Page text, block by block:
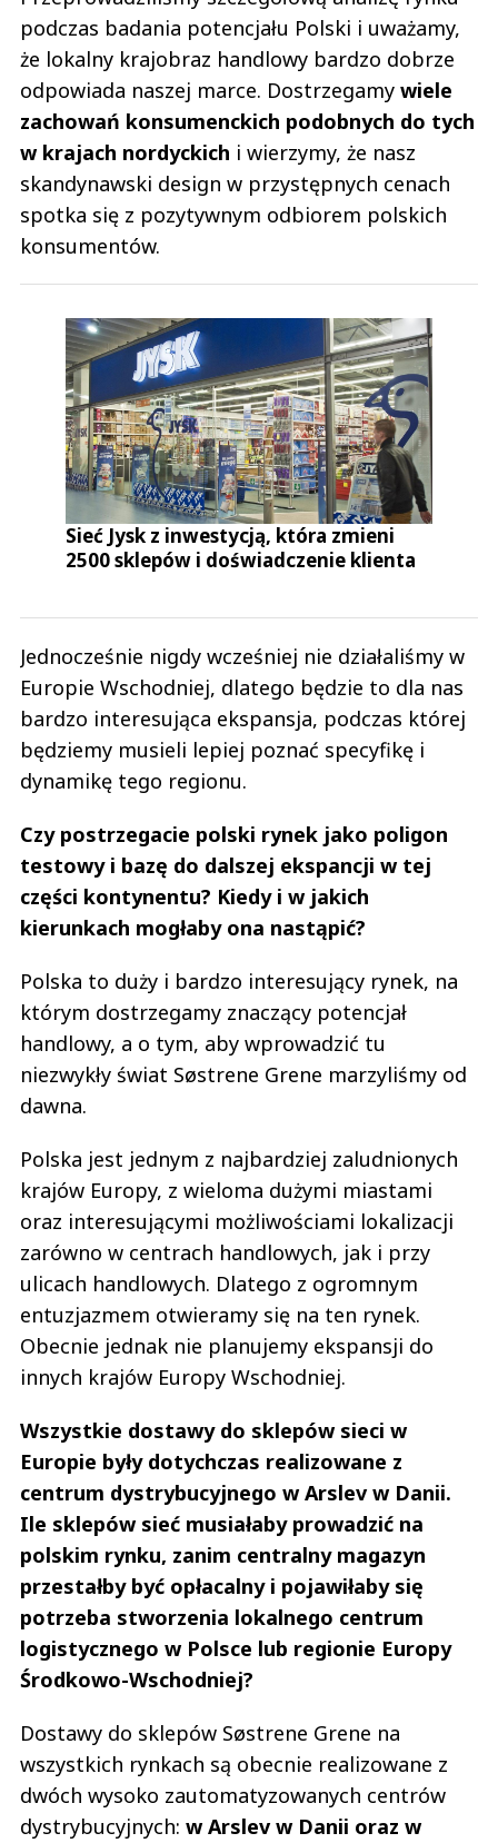
podczas badania potencjału Polski i uważamy,
że lokalny krajobraz handlowy bardzo dobrze
odpowiada naszej marce. Dostrzegamy wiele
zachowań konsumenckich podobnych do tych
w krajach nordyckich i wierzymy, że nasz
skandynawski design w przystępnych cenach
spotka się z pozytywnym odbiorem polskich
konsumentów.
Sieć Jysk z inwestycją, która zmieni
2500 sklepów i doświadczenie klienta
Jednocześnie nigdy wcześniej nie działaliśmy w
Europie Wschodniej, dlatego będzie to dla nas
bardzo interesująca ekspansja, podczas której
będziemy musieli lepiej poznać specyfikę i
dynamikę tego regionu.
Czy postrzegacie polski rynek jako poligon
testowy i bazę do dalszej ekspancji w tej
części kontynentu? Kiedy i w jakich
kierunkach mogłaby ona nastąpić?
Polska to duży i bardzo interesujący rynek, na
którym dostrzegamy znaczący potencjał
handlowy, a o tym, aby wprowadzić tu
niezwykły świat Søstrene Grene marzyliśmy od
dawna.
Polska jest jednym z najbardziej zaludnionych
krajów Europy, z wieloma dużymi miastami
oraz interesującymi możliwościami lokalizacji
zarówno w centrach handlowych, jak i przy
ulicach handlowych. Dlatego z ogromnym
entuzjazmem otwieramy się na ten rynek.
Obecnie jednak nie planujemy ekspansji do
innych krajów Europy Wschodniej.
Wszystkie dostawy do sklepów sieci w
Europie były dotychczas realizowane z
centrum dystrybucyjnego w Arslev w Danii.
Ile sklepów sieć musiałaby prowadzić na
polskim rynku, zanim centralny magazyn
przestałby być opłacalny i pojawiłaby się
potrzeba stworzenia lokalnego centrum
logistycznego w Polsce lub regionie Europy
Środkowo-Wschodniej?
Dostawy do sklepów Søstrene Grene na
wszystkich rynkach są obecnie realizowane z
dwóch wysoko zautomatyzowanych centrów
dystrybucyjnych: w Arslev w Danii oraz w